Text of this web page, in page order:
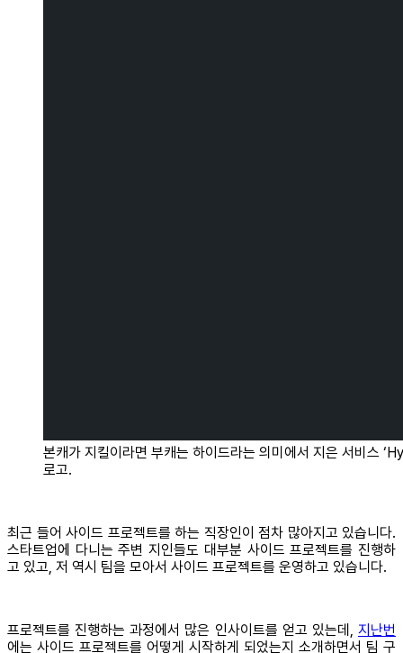
본캐가 지킬이라면 부캐는 하이드라는 의미에서 지은 서비스
로고.
최근 들어 사이드 프로젝트를 하는 직장인이 점차 많아지고 있습니다.
스타트업에 다니는 주변 지인들도 대부분 사이드 프로젝트를 진행하
고 있고, 저 역시 팀을 모아서 사이드 프로젝트를 운영하고 있습니다.
프로젝트를 진행하는 과정에서 많은 인사이트를 얻고 있는데, 지난번
에는 사이드 프로젝트를 어떻게 시작하게 되었는지 소개하면서 팀 구